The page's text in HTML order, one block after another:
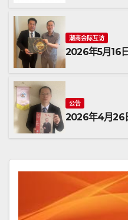
潮商会际互访
2026年5月16
公告
2026年4月26